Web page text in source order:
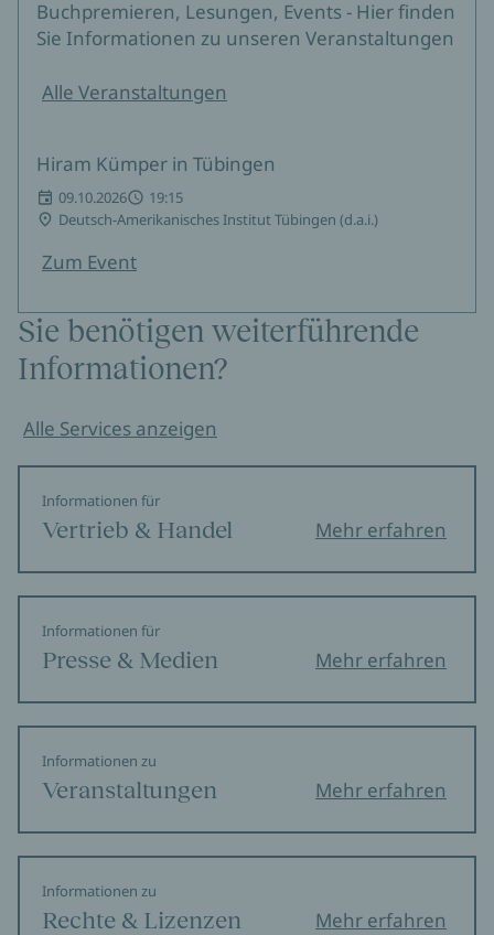
Buchpremieren, Lesungen, Events - Hier finden
Sie Informationen zu unseren Veranstaltungen
Alle Veranstaltungen
Hiram Kümper in Tübingen
09.10.2026
19:15
Deutsch-Amerikanisches Institut Tübingen (d.a.i.)
Zum Event
Sie benötigen weiterführende
Informationen?
Alle Services anzeigen
Informationen für
Vertrieb & Handel Mehr erfahren
Informationen für
Presse & Medien Mehr erfahren
Informationen zu
Veranstaltungen Mehr erfahren
Informationen zu
Rechte & Lizenzen Mehr erfahren